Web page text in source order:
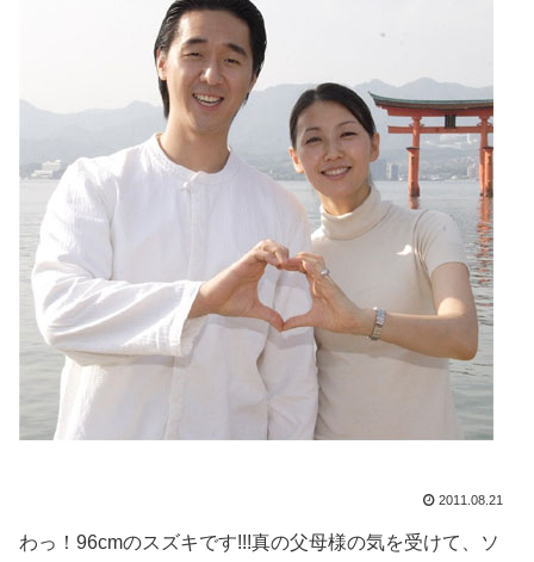
2011.08.21
わっ！96cmのスズキです!!!真の父母様の気を受けて、ソ